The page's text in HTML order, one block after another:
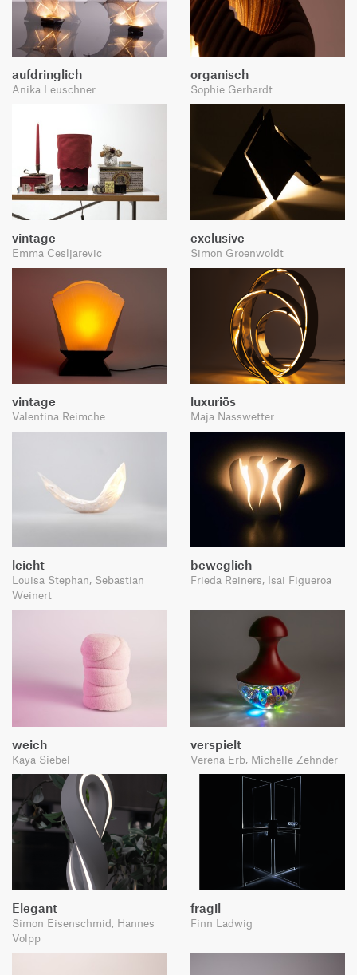
aufdringlich
Anika Leuschner
organisch
Sophie Gerhardt
vintage
Emma Cesljarevic
exclusive
Simon Groenwoldt
vintage
Valentina Reimche
luxuriös
Maja Nasswetter
leicht
Louisa Stephan, Sebastian
Weinert
beweglich
Frieda Reiners, Isai Figueroa
weich
Kaya Siebel
verspielt
Verena Erb, Michelle Zehnder
Elegant
Simon Eisenschmid, Hannes
Volpp
fragil
Finn Ladwig